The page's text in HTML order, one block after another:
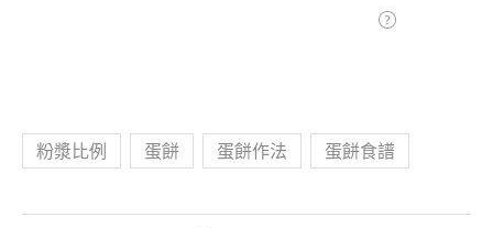
粉漿比例 蛋餅 蛋餅作法 蛋餅食譜